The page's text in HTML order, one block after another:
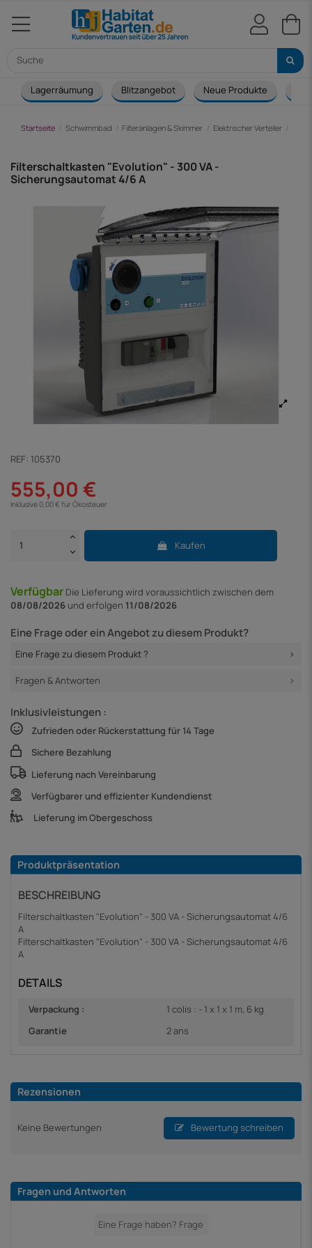
Lagerräumung Blitzangebot Neue Produkte
Startseite Schwimmbad Filteranlagen & Skimmer Elektrischer Verteiler
Filterschaltkasten "Evolution" - 300 VA -
Sicherungsautomat 4/6 A
REF: 105370
555,00 €
Inklusive 0,00 € für Ökosteuer
Kaufen
Verfügbar Die Lieferung wird voraussichtlich zwischen dem
08/08/2026 und erfolgen 11/08/2026
Eine Frage oder ein Angebot zu diesem Produkt?
Eine Frage zu diesem Produkt ?
Fragen & Antworten
Inklusivleistungen :
Zufrieden oder Rückerstattung für 14 Tage
Sichere Bezahlung
Lieferung nach Vereinbarung
Verfügbarer und effizienter Kundendienst
Lieferung im Obergeschoss
Produktpräsentation
BESCHREIBUNG
Filterschaltkasten "Evolution" - 300 VA - Sicherungsautomat 4/6
A
Filterschaltkasten "Evolution" - 300 VA - Sicherungsautomat 4/6
A
DETAILS
Verpackung :
1 colis : - 1 x 1 x 1 m, 6 kg
Garantie
2 ans
Rezensionen
Keine Bewertungen Bewertung schreiben
Fragen und Antworten